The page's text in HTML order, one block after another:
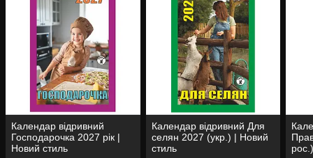
Календар відривний
Господарочка 2027 рік |
Новий стиль
Календар відривний Для
селян 2027 (укр.) | Новий
стиль